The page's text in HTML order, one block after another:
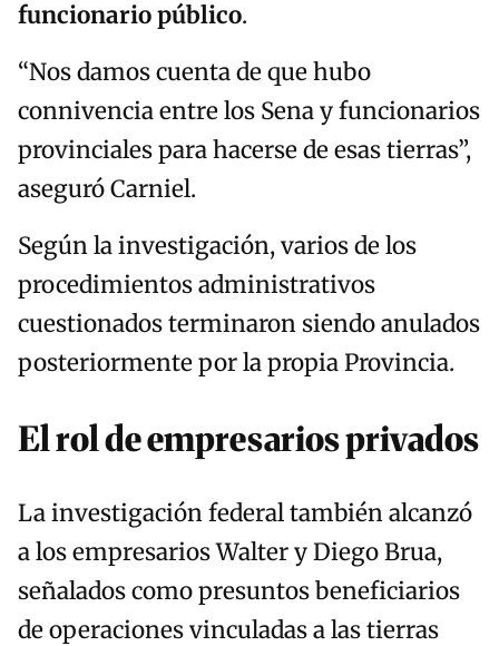
funcionario público.
“Nos damos cuenta de que hubo
connivencia entre los Sena y funcionarios
provinciales para hacerse de esas tierras”,
aseguró Carniel.
Según la investigación, varios de los
procedimientos administrativos
cuestionados terminaron siendo anulados
posteriormente por la propia Provincia.
El rol de empresarios privados
La investigación federal también alcanzó
a los empresarios Walter y Diego Brua,
señalados como presuntos beneficiarios
de operaciones vinculadas a las tierras